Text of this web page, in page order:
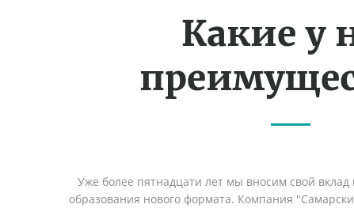
Какие у
Уже более пятнадцати лет мы вносим свой вклад
образования нового формата. Компания